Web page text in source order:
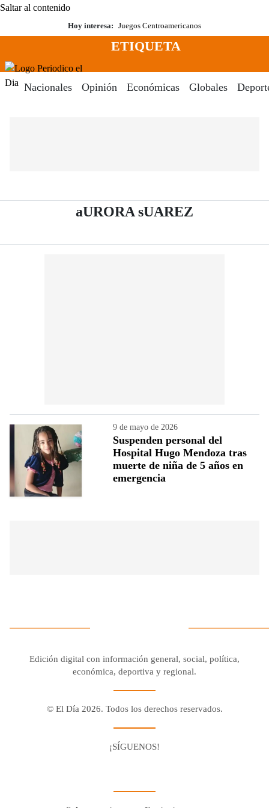
Saltar al contenido
Hoy interesa: Juegos Centroamericanos
Menú
ETIQUETA
Nacionales Opinión Económicas Globales
aURORA sUAREZ
9 de mayo de 2026
Suspenden personal del
Hospital Hugo Mendoza tras
muerte de niña de 5 años en
emergencia
Edición digital con información general, social, política,
económica, deportiva y regional.
© El Día 2026. Todos los derechos reservados.
¡SÍGUENOS!